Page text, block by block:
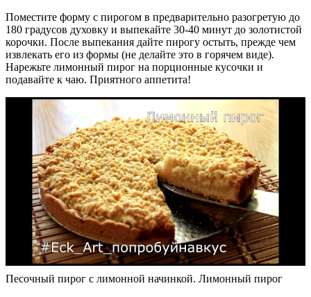
Поместите форму с пирогом в предварительно разогретую до
180 градусов духовку и выпекайте 30-40 минут до золотистой
корочки. После выпекания дайте пирогу остыть, прежде чем
извлекать его из формы (не делайте это в горячем виде).
Нарежьте лимонный пирог на порционные кусочки и
подавайте к чаю. Приятного аппетита!
Песочный пирог с лимонной начинкой. Лимонный пирог